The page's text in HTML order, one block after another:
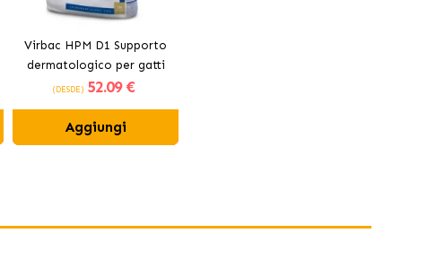
Virbac HPM D1 Supporto
dermatologico per gatti
(DESDE) 52.09 €
Aggiungi